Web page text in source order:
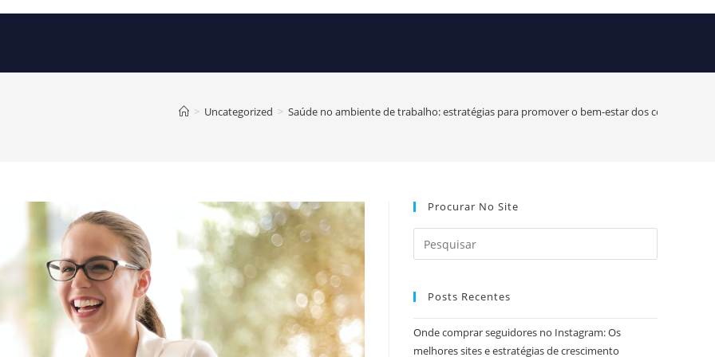
> Uncategorized > Saúde no ambiente de trabalho: estratégias para promover o bem-estar dos
Procurar No Site
Posts Recentes
Onde comprar seguidores no Instagram: Os
melhores sites e estratégias de crescimento